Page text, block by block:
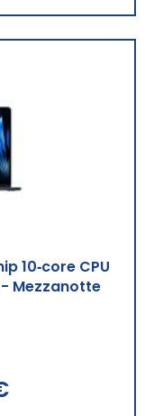
10‑core CPU
- Mezzanotte